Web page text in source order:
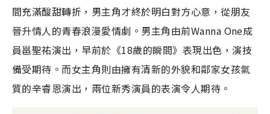
間充滿酸甜轉折，男主角才終於明白對方心意，從朋友
晉升情人的青春浪漫愛情劇。男主角由前Wanna One成
員邕聖祐演出，早前於《18歲的瞬間》表現出色，演技
備受期待。而女主角則由擁有清新的外貌和鄰家女孩氣
質的辛睿恩演出，兩位新秀演員的表演令人期待。